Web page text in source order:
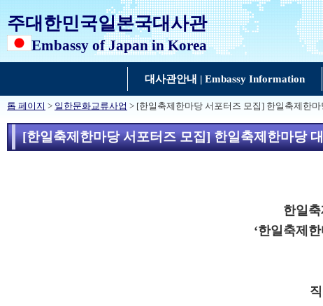
주대한민국일본국대사관
Embassy of Japan in Korea
대사관안내 | Embassy Information
톱 페이지 > 일한문화교류사업 > [한일축제한마당 서포터즈 모집] 한일축제한
[한일축제한마당 서포터즈 모집] 한일축제한마당
한일
‘한일축제